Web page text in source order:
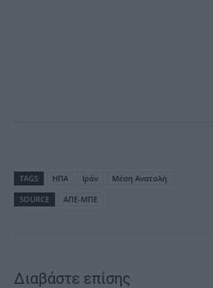
TAGS ΗΠΑ Ιράν
Μέση Ανατολή
SOURCE
ΑΠΕ-ΜΠΕ
Διαβάστε επίσης